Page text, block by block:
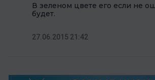
В зеленом цвете его если не
будет.
27.06.2015 21:42